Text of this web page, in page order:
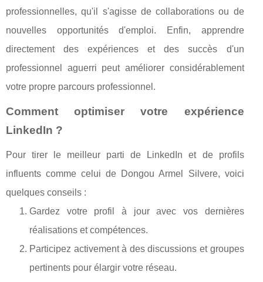
professionnelles, qu'il s'agisse de collaborations ou de
nouvelles opportunités d'emploi. Enfin, apprendre
directement des expériences et des succès d'un
professionnel aguerri peut améliorer considérablement
votre propre parcours professionnel.
Comment optimiser votre expérience
LinkedIn ?
Pour tirer le meilleur parti de LinkedIn et de profils
influents comme celui de Dongou Armel Silvere, voici
quelques conseils :
Gardez votre profil à jour avec vos dernières
réalisations et compétences.
Participez activement à des discussions et groupes
pertinents pour élargir votre réseau.